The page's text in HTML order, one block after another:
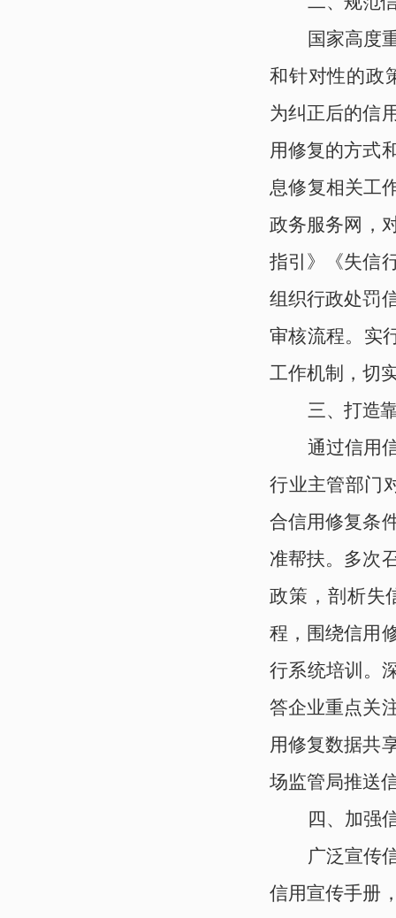
国家高度
和针对性的政
为纠正后的信
用修复的方式
息修复相关工
政务服务网 ，
指引》《失信
组织行政处罚
审核流程。实
工作机制，切
三、打造
通过信用
行业主管部门
合信用修复条
准帮扶。多次
政策，剖析失
程，围绕信用
行系统培训。
答企业重点关
用修复数据共
场监管局推送
四、加强
广泛宣传
信用宣传手册